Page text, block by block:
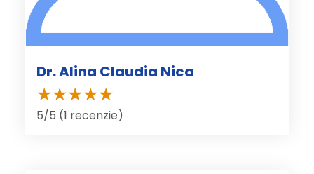
Dr. Alina Claudia Nica
5/5 (1 recenzie)